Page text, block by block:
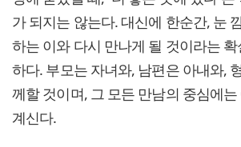
가 되지는 않는다. 대신에 한순간, 눈
하는 이와 다시 만나게 될 것이라는
하다. 부모는 자녀와, 남편은 아내와,
께할 것이며, 그 모든 만남의 중심에
계신다.